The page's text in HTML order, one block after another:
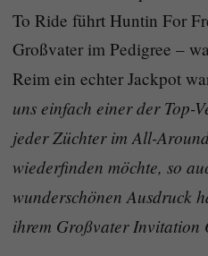
To Ride führt Huntin For
Großvater im Pedigree –
Reim ein echter Jackpot
uns einfach einer der Top-
jeder Züchter im All-
wiederfinden möchte, so
wunderschönen Ausdruck
ihrem Großvater Invitation